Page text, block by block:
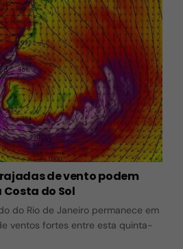
de vento podem
do Sol
do Rio de Janeiro permanece em
ventos fortes entre esta quinta-